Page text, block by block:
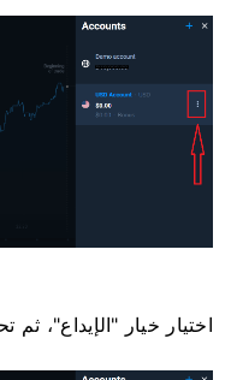
اختيار خيار "الإيداع"، ثم